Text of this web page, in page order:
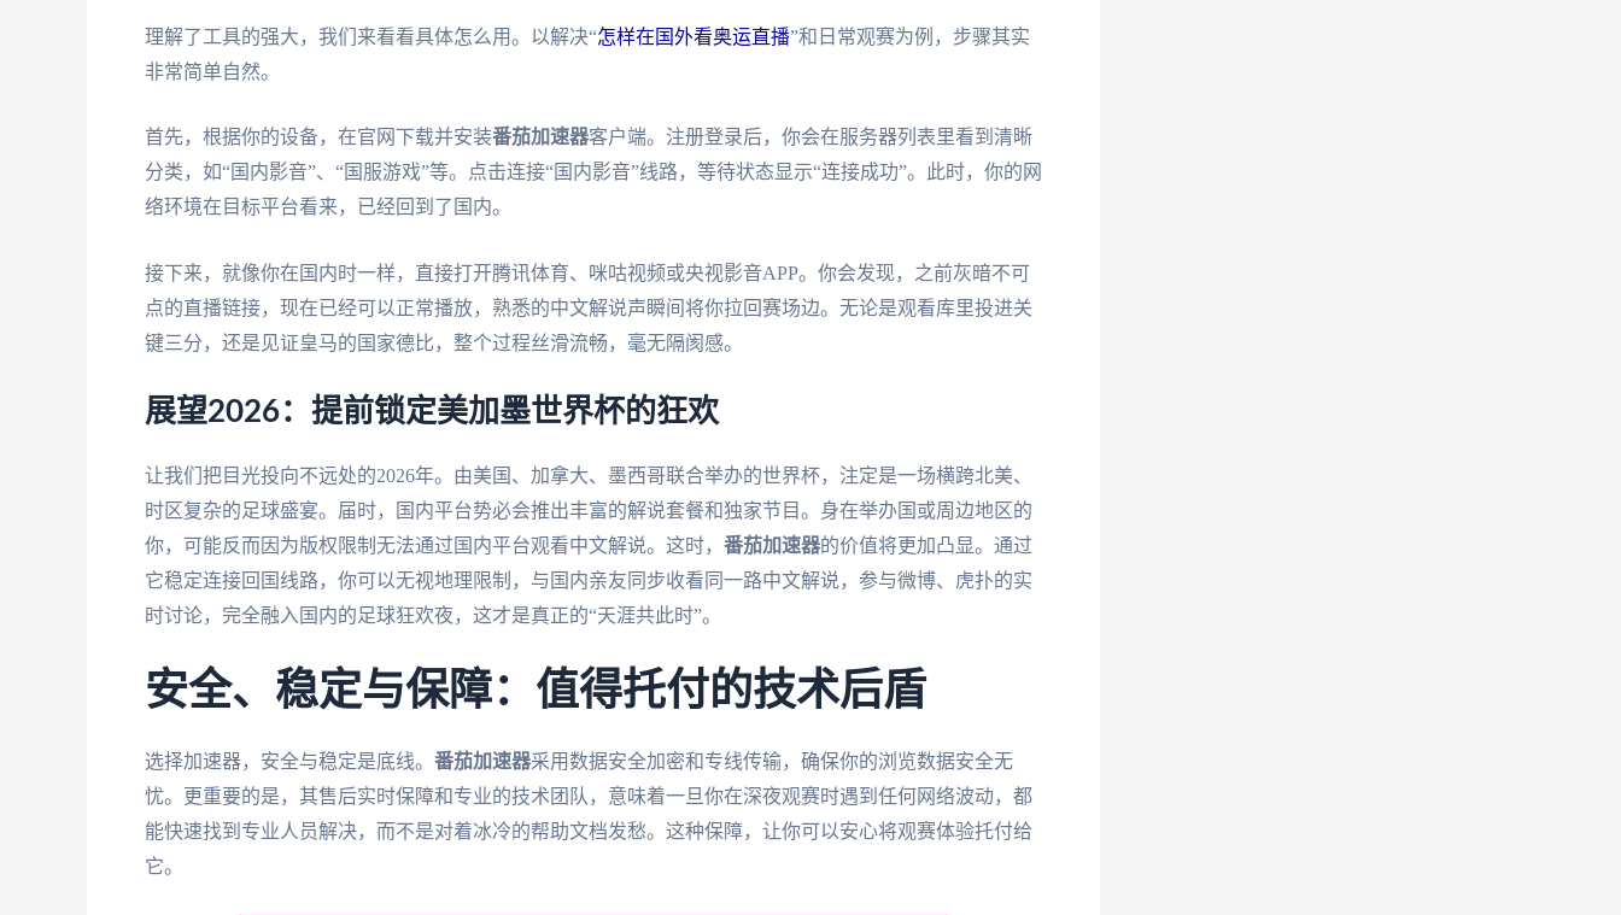
理解了工具的强大，我们来看看具体怎么用。以解决“怎样在国外看奥运直播”和日常观赛为例，步骤其实
非常简单自然。
首先，根据你的设备，在官网下载并安装番茄加速器客户端。注册登录后，你会在服务器列表里看到清晰
分类，如“国内影音”、“国服游戏”等。点击连接“国内影音”线路，等待状态显示“连接成功”。此时，你的网
络环境在目标平台看来，已经回到了国内。
接下来，就像你在国内时一样，直接打开腾讯体育、咪咕视频或央视影音APP。你会发现，之前灰暗不可
点的直播链接，现在已经可以正常播放，熟悉的中文解说声瞬间将你拉回赛场边。无论是观看库里投进关
键三分，还是见证皇马的国家德比，整个过程丝滑流畅，毫无隔阂感。
展望2026：提前锁定美加墨世界杯的狂欢
让我们把目光投向不远处的2026年。由美国、加拿大、墨西哥联合举办的世界杯，注定是一场横跨北美、
时区复杂的足球盛宴。届时，国内平台势必会推出丰富的解说套餐和独家节目。身在举办国或周边地区的
你，可能反而因为版权限制无法通过国内平台观看中文解说。这时， 番茄加速器的价值将更加凸显。通过
它稳定连接回国线路，你可以无视地理限制，与国内亲友同步收看同一路中文解说，参与微博、虎扑的实
时讨论，完全融入国内的足球狂欢夜，这才是真正的“天涯共此时”。
安全、稳定与保障：值得托付的技术后盾
选择加速器，安全与稳定是底线。 番茄加速器采用数据安全加密和专线传输，确保你的浏览数据安全无
忧。更重要的是，其售后实时保障和专业的技术团队，意味着一旦你在深夜观赛时遇到任何网络波动，都
能快速找到专业人员解决，而不是对着冰冷的帮助文档发愁。这种保障，让你可以安心将观赛体验托付给
它。